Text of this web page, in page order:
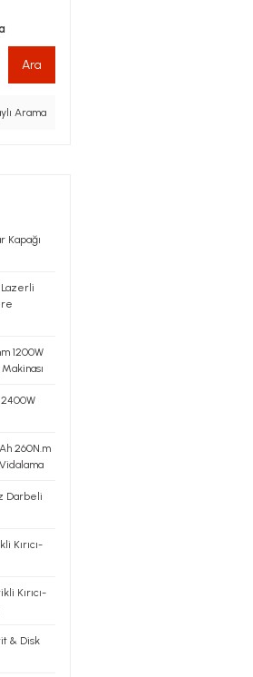
Ara
Arama
Kapağı
Lazerli
1200W
2400W
260N.m
Darbeli
Kırıcı-
Kırıcı-
& Disk